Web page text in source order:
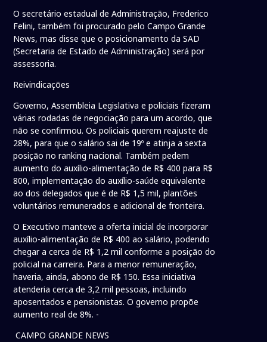
O secretário estadual de Administração, Frederico
Felini, também foi procurado pelo Campo Grande
News, mas disse que o posicionamento da SAD
(Secretaria de Estado de Administração) será por
assessoria.
Reivindicações
Governo, Assembleia Legislativa e policiais fizeram
várias rodadas de negociação para um acordo, que
não se confirmou. Os policiais querem reajuste de
28%, para que o salário sai de 19º e atinja a sexta
posição no ranking nacional. Também pedem
aumento do auxílio-alimentação de R$ 400 para R$
800, implementação do auxílio-saúde equivalente
ao dos delegados que é de R$ 1,5 mil, plantões
voluntários remunerados e adicional de fronteira.
O Executivo manteve a oferta inicial de incorporar
auxílio-alimentação de R$ 400 ao salário, podendo
chegar a cerca de R$ 1,2 mil conforme a posição do
policial na carreira. Para a menor remuneração,
haveria, ainda, abono de R$ 150. Essa iniciativa
atenderia cerca de 3,2 mil pessoas, incluindo
aposentados e pensionistas. O governo propõe
aumento real de 8%. -
CAMPO GRANDE NEWS